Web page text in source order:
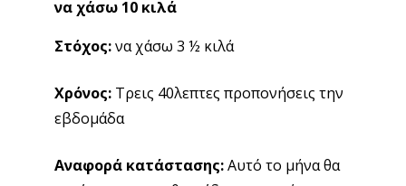
Αναφορά κατάστασης:
Αυτό το μήνα θα αρχίσεις
να καις θερμίδες, να προάγεις το μεταβολισμό σου
και να δεις αποτελέσματα που θα σε εμπνεύσουν!
Αερόβια άσκηση:
που επιταχύνει τους καρδιακούς παλμούς σου –